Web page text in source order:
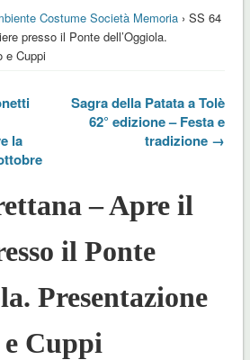
Costume Società Memoria› SS 64
presso il Ponte dell’Oggiola.
e Cuppi
la
Sagra della Patata a Tolè
62° edizione – Festa e
tradizione →
– Apre il
il Ponte
Presentazione
Cuppi